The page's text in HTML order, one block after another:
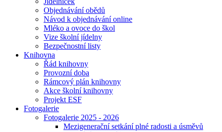
Objednávání obědů
Návod k objednávání online
Mléko a ovoce do škol
Vize školní jídelny
Bezpečnostní listy
Knihovna
Řád knihovny
Provozní doba
Rámcový plán knihovny
Akce školní knihovny
Projekt ESF
Fotogalerie
Fotogalerie 2025 - 2026
Mezigenerační setkání plné radosti a úsměvů